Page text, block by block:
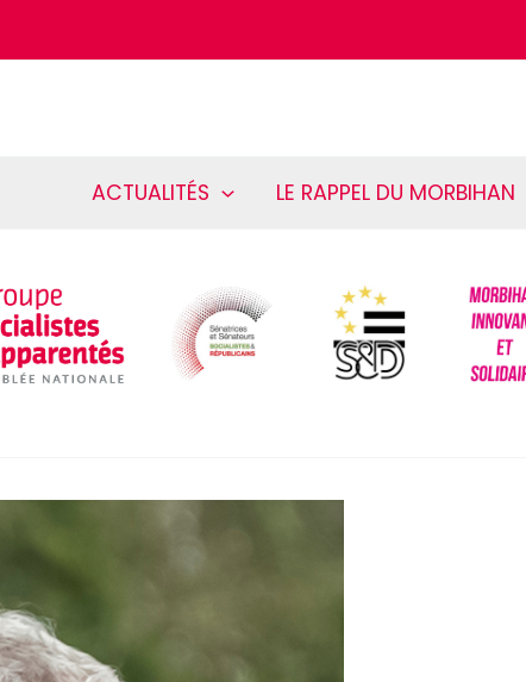
ACTUALITÉS LE RAPPEL DU MORBIHAN